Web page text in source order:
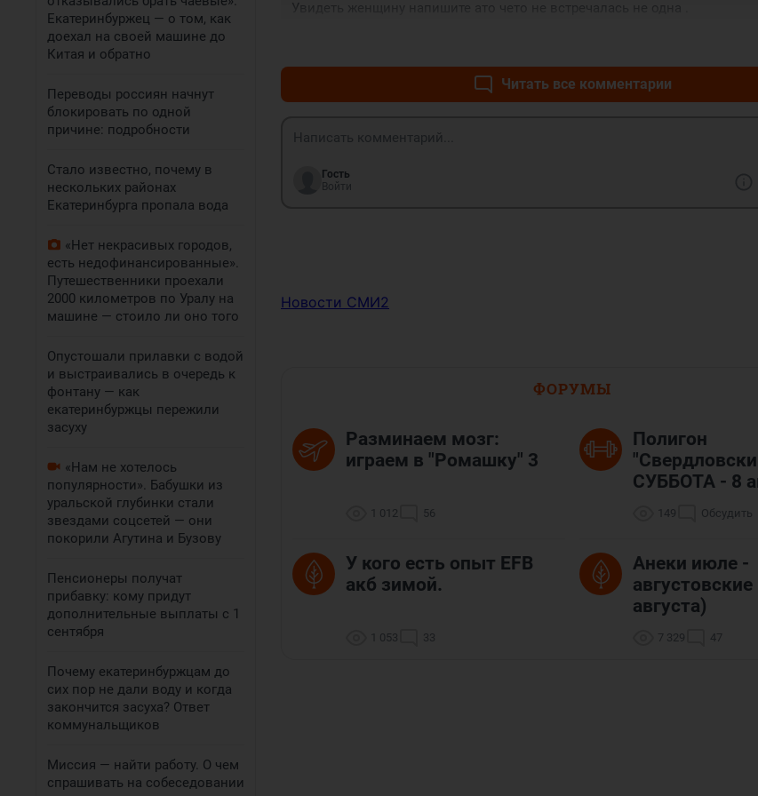
Екатеринбуржец — о том, как
доехал на своей машине до
Китая и обратно
Переводы россиян начнут
блокировать по одной
причине: подробности
Стало известно, почему в
нескольких районах
Екатеринбурга пропала вода
«Нет некрасивых городов,
есть недофинансированные».
Путешественники проехали
2000 километров по Уралу на
машине — стоило ли оно того
Опустошали прилавки с водой
и выстраивались в очередь к
фонтану — как
екатеринбуржцы пережили
засуху
«Нам не хотелось
популярности». Бабушки из
уральской глубинки стали
звездами соцсетей — они
покорили Агутина и Бузову
Пенсионеры получат
прибавку: кому придут
дополнительные выплаты с 1
сентября
Почему екатеринбуржцам до
сих пор не дали воду и когда
закончится засуха? Ответ
коммунальщиков
Миссия — найти работу. О чем
спрашивать на собеседовании
Увидеть женщину напишите ато чето не встречалась не одна .
Читать все комментарии
Гость
Войти
Новости СМИ2
ФОРУМЫ
Разминаем мозг:
играем в "Ромашку" 3
1 012 56
Полигон
СУББОТА - 8
149 Обсудить
У кого есть опыт EFB
акб зимой.
1 053 33
Анеки июле -
августа)
7 329 47